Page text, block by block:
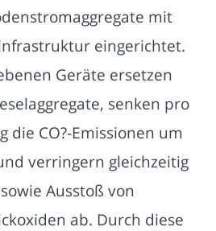
mit
eingerichtet.
Geräte ersetzen
senken pro
die CO?-Emissionen um
verringern gleichzeitig
Ausstoß von
ab. Durch diese